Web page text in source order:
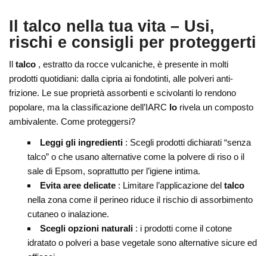
Il talco nella tua vita – Usi,
rischi e consigli per proteggerti
Iltalco , estratto da rocce vulcaniche, è presente in molti
prodotti quotidiani: dalla cipria ai fondotinti, alle polveri anti-
frizione. Le sue proprietà assorbenti e scivolanti lo rendono
popolare, ma la classificazione dell’IARC lo rivela un composto
ambivalente. Come proteggersi?
Leggi gli ingredienti : Scegli prodotti dichiarati “senza
talco” o che usano alternative come la polvere di riso o il
sale di Epsom, soprattutto per l’igiene intima.
Evita aree delicate : Limitare l’applicazione del talco
nella zona come il perineo riduce il rischio di assorbimento
cutaneo o inalazione.
Scegli opzioni naturali : i prodotti come il cotone
idratato o polveri a base vegetale sono alternative sicure ed